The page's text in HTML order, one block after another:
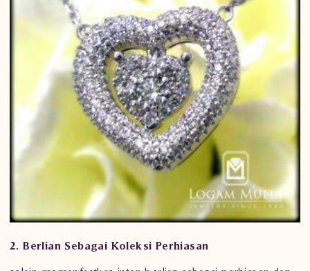
2. Berlian Sebagai Koleksi Perhiasan